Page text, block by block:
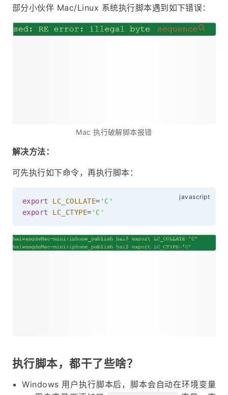
部分小伙伴 Mac/Linux 系统执行脚本遇到如下错误：
Mac 执行破解脚本报错
解决方法：
可先执行如下命令，再执行脚本：
export LC_COLLATE= 'C'
export
LC_CTYPE= 'C'
执行脚本，都干了些啥？
Windows 用户执行脚本后，脚本会自动在环境变量